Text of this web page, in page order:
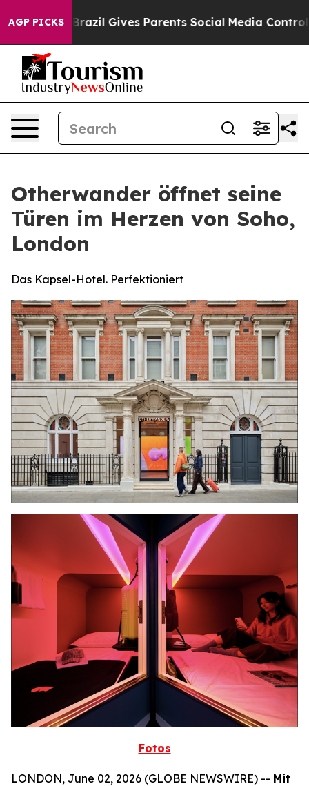
AGP PICKS
Brazil Gives Parents Social Media Controls for
Otherwander öffnet seine
Türen im Herzen von Soho,
London
Das Kapsel-Hotel. Perfektioniert
Fotos
LONDON, June 02, 2026 (GLOBE NEWSWIRE) -- Mit